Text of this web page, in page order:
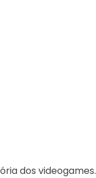
dos videogames.